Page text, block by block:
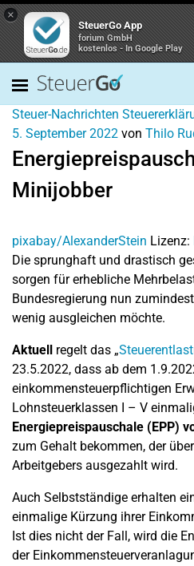
×
SteuerGo App
forium GmbH
kostenlos - In Google Play
Steuer-Nachrichten
5. September 2022 von Thilo
Minijobber
pixabay/AlexanderStein Lizenz:
Die sprunghaft und drastisch
sorgen für erhebliche
Bundesregierung nun
wenig ausgleichen möchte.
Aktuell regelt das „
23.5.2022, dass ab dem
einkommensteuerpflichtigen
Lohnsteuerklassen I – V
Energiepreispauschale (EPP)
zum Gehalt bekommen, der
Arbeitgebers ausgezahlt wird.
Auch Selbstständige erhalten
einmalige Kürzung ihrer
Ist dies nicht der Fall, wird die
der